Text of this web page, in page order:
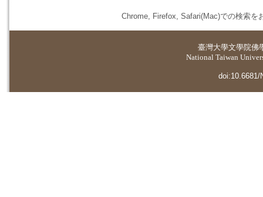
Chrome, Firefox, Safari(Mac)での検索を
臺灣大學文學院佛
National Taiwan
doi:10.6681/